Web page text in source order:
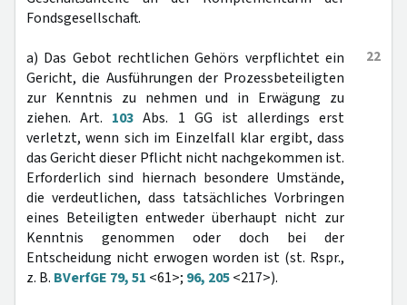
Fondsgesellschaft.
22
a) Das Gebot rechtlichen Gehörs verpflichtet ein
Gericht, die Ausführungen der Prozessbeteiligten
zur Kenntnis zu nehmen und in Erwägung zu
ziehen. Art. 103 Abs. 1 GG ist allerdings erst
verletzt, wenn sich im Einzelfall klar ergibt, dass
das Gericht dieser Pflicht nicht nachgekommen ist.
Erforderlich sind hiernach besondere Umstände,
die verdeutlichen, dass tatsächliches Vorbringen
eines Beteiligten entweder überhaupt nicht zur
Kenntnis genommen oder doch bei der
Entscheidung nicht erwogen worden ist (st. Rspr.,
z. B. BVerfGE 79, 51 <61>; 96, 205<217>).